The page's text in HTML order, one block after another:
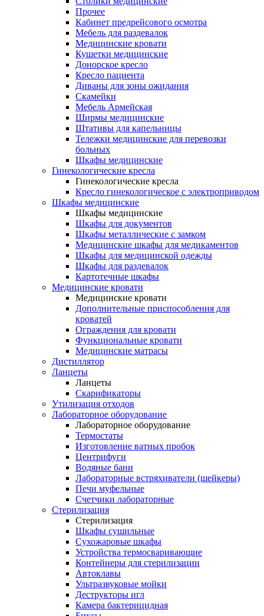
Прочее
Кабинет предрейсового осмотра
Мебель для раздевалок
Медицинские кровати
Кушетки медицинские
Донорское кресло
Кресло пациента
Диваны для зоны ожидания
Скамейки
Мебель Армейская
Ширмы медицинские
Штативы для капельницы
Тележки медицинские для перевозки
больных
Шкафы медицинские
Гинекологические кресла
Гинекологические кресла
Кресло гинекологическое с электроприводом
Шкафы медицинские
Шкафы медицинские
Шкафы для документов
Шкафы металлические с замком
Медицинские шкафы для медикаментов
Шкафы для медицинской одежды
Шкафы для раздевалок
Картотечные шкафы
Медицинские кровати
Медицинские кровати
Дополнительные приспособления для
кроватей
Ограждения для кровати
Функциональные кровати
Медицинские матрасы
Дистиллятор
Ланцеты
Ланцеты
Скарификаторы
Утилизация отходов
Лабораторное оборудование
Лабораторное оборудование
Термостаты
Изготовление ватных пробок
Центрифуги
Водяные бани
Лабораторные встряхиватели (шейкеры)
Печи муфельные
Счетчики лабораторные
Стерилизация
Стерилизация
Шкафы сушильные
Сухожаровые шкафы
Устройства термосваривающие
Контейнеры для стерилизации
Автоклавы
Ультразвуковые мойки
Деструкторы игл
Камера бактерицидная